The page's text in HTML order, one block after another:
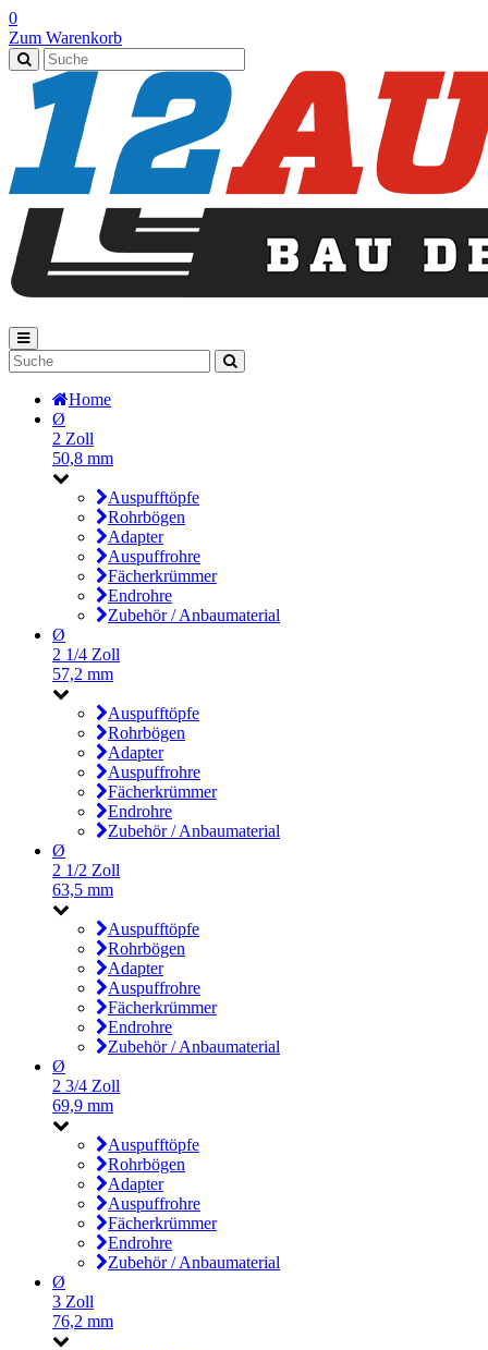
0
Zum Warenkorb
Home
Ø
2 Zoll
50,8 mm
Auspufftöpfe
Rohrbögen
Adapter
Auspuffrohre
Fächerkrümmer
Endrohre
Zubehör / Anbaumaterial
Ø
2 1/4 Zoll
57,2 mm
Auspufftöpfe
Rohrbögen
Adapter
Auspuffrohre
Fächerkrümmer
Endrohre
Zubehör / Anbaumaterial
Ø
2 1/2 Zoll
63,5 mm
Auspufftöpfe
Rohrbögen
Adapter
Auspuffrohre
Fächerkrümmer
Endrohre
Zubehör / Anbaumaterial
Ø
2 3/4 Zoll
69,9 mm
Auspufftöpfe
Rohrbögen
Adapter
Auspuffrohre
Fächerkrümmer
Endrohre
Zubehör / Anbaumaterial
Ø
3 Zoll
76,2 mm